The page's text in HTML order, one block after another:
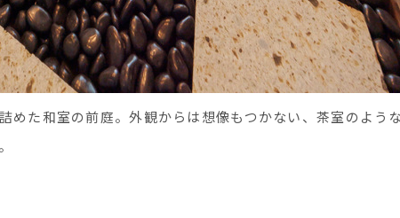
めた和室の前庭。外観からは想像もつかない、茶室のよう